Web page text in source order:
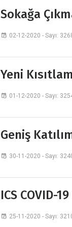
Sokağa
02-12-2020 - Sayı:
Yeni
01-12-2020 - Sayı:
Geniş
30-11-2020 - Sayı:
ICS COVID-
25-11-2020 - Sayı: